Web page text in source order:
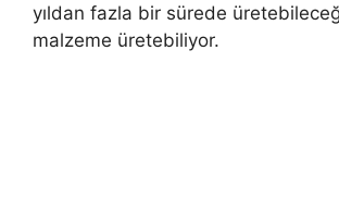
yıldan fazla bir sürede
malzeme üretebiliyor.